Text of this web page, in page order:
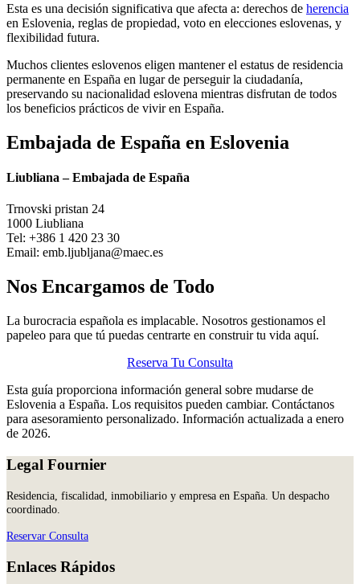
Esta es una decisión significativa que afecta a: derechos de herencia
en Eslovenia, reglas de propiedad, voto en elecciones eslovenas, y
flexibilidad futura.
Muchos clientes eslovenos eligen mantener el estatus de residencia
permanente en España en lugar de perseguir la ciudadanía,
preservando su nacionalidad eslovena mientras disfrutan de todos
los beneficios prácticos de vivir en España.
Embajada de España en Eslovenia
Liubliana – Embajada de España
Trnovski pristan 24
1000 Liubliana
Tel: +386 1 420 23 30
Email: emb.ljubljana@maec.es
Nos Encargamos de Todo
La burocracia española es implacable. Nosotros gestionamos el
papeleo para que tú puedas centrarte en construir tu vida aquí.
Reserva Tu Consulta
Esta guía proporciona información general sobre mudarse de
Eslovenia a España. Los requisitos pueden cambiar. Contáctanos
para asesoramiento personalizado. Información actualizada a enero
de 2026.
Legal Fournier
Residencia, fiscalidad, inmobiliario y empresa en España. Un despacho
coordinado.
Reservar Consulta
Enlaces Rápidos